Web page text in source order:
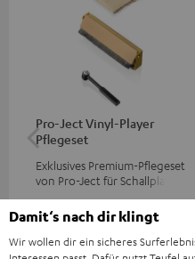
Pro-Ject Vinyl-Player
Pflegeset
Exklusives Premium-Pflegeset
von Pro-Ject für Schallplatten
Webshop erhältlich
39, €
Damit‘s nach dir klingt
Wir wollen dir ein sicheres